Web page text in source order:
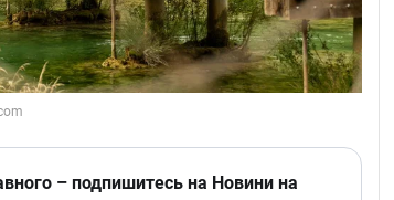
– подпишитесь на Новини на